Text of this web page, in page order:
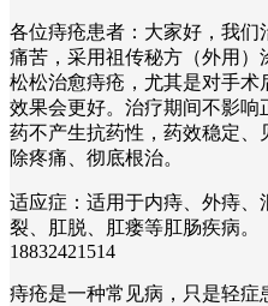
各位痔疮患者：大家好，我
痛苦，采用祖传秘方（外用
松松治愈痔疮，尤其是对手术
效果会更好。治疗期间不影响
药不产生抗药性，药效稳定
除疼痛、彻底根治。
适应症：适用于内痔、外痔
裂、肛脱、肛瘘等肛肠疾病
18832421514
痔疮是一种常见病，只是轻